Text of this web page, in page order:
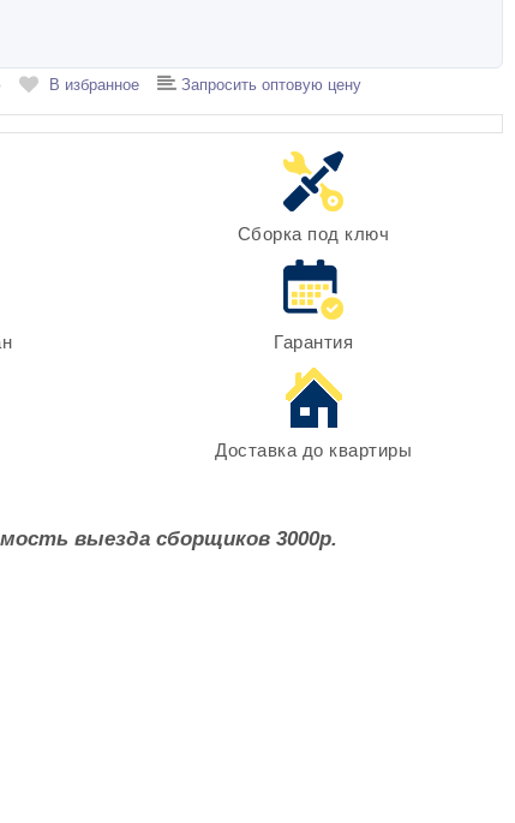
В избранное Запросить оптовую цену
Сборка под ключ
Гарантия
Доставка до квартиры
выезда сборщиков 3000р.